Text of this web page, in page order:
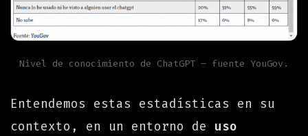
Nivel de conocimiento de ChatGPT – fuente YouGov.
Entendemos estas estadísticas en su
contexto, en un entorno de uso